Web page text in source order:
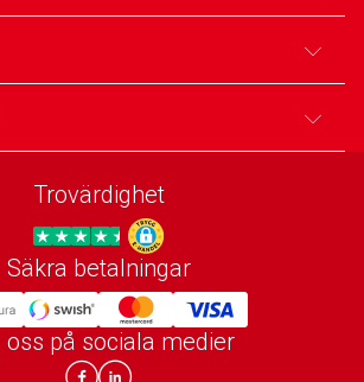
Trovärdighet
Trygg E-handel
Säkra betalningar
oss på sociala medier
Lomax DK Facebook
Lomax SE LinkIn